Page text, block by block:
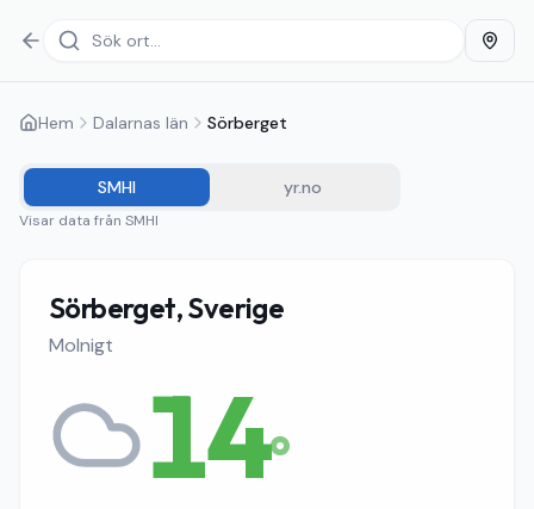
Hem Dalarnas län Sörberget
SMHI yr.no
Visar data från SMHI
Sörberget, Sverige
Molnigt
14°